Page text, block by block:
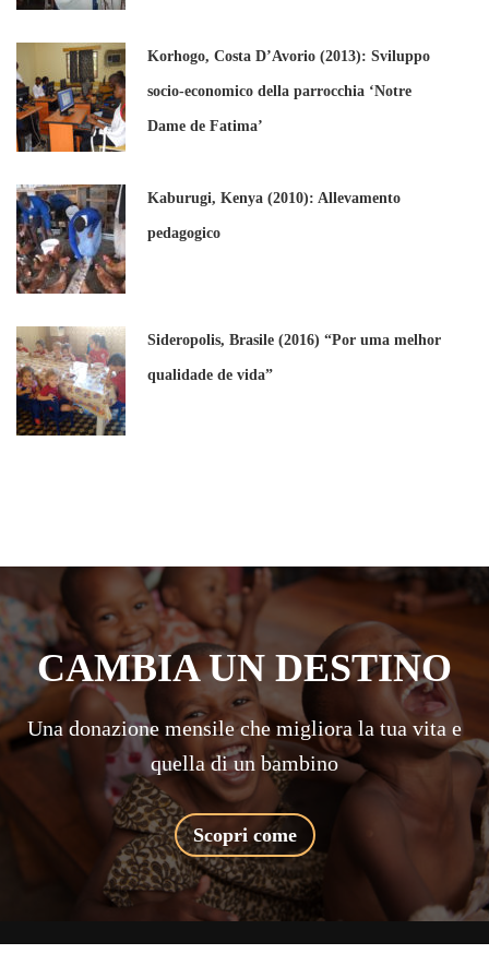
Korhogo, Costa D’Avorio (2013): Sviluppo
socio-economico della parrocchia ‘Notre
Dame de Fatima’
Kaburugi, Kenya (2010): Allevamento
pedagogico
Sideropolis, Brasile (2016) “Por uma melhor
qualidade de vida”
CAMBIA UN DESTINO
Una donazione mensile che migliora la tua vita e
quella di un bambino
Scopri come